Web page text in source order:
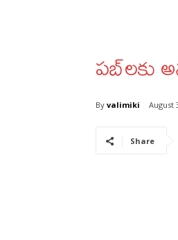
పబ్‌లకు
By valimiki August
Share